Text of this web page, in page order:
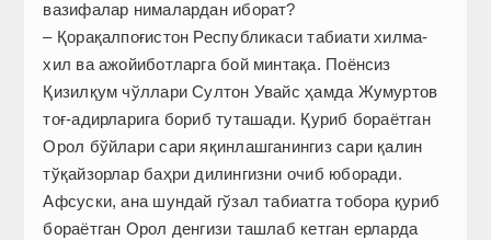
вазифалар нималардан иборат?
– Қорақалпоғистон Республикаси табиати хилма-
хил ва ажойиботларга бой минтақа. Поёнсиз
Қизилқум чўллари Султон Увайс ҳамда Жумуртов
тоғ-адирларига бориб туташади. Қуриб бораётган
Орол бўйлари сари яқинлашганингиз сари қалин
тўқайзорлар баҳри дилингизни очиб юборади.
Афсуски, ана шундай гўзал табиатга тобора қуриб
бораётган Орол денгизи ташлаб кетган ерларда